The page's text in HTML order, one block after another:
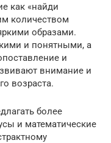
как «найди
количеством
образами.
и понятными, а
и
внимание и
возраста.
более
и математические